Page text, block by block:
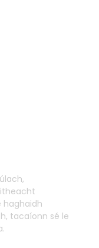
tacaíonn sé le